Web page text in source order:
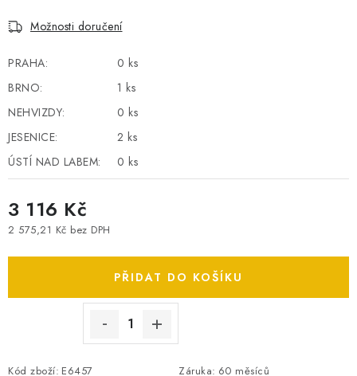
BATERIE PRO VYSAVAČE
SPOTŘEBNÍ BATERIE
PŘÍSLUŠENSTVÍ
DOPRAVA ZDARMA
KONFIGURÁTOR AUTOBATERIÍ
O NÁS
OCHRANA OSOBNÍCH ÚDAJŮ
JAK NA TO S BATTERY.CZ
ČASTO KLADENÉ OTÁZKY, FAQ
NÁVODY KE STAŽENÍ
Možnosti doručení
PRAHA:
0 ks
BRNO:
1 ks
NEHVIZDY:
0 ks
JESENICE:
2 ks
ÚSTÍ NAD LABEM:
0 ks
3 116 Kč
2 575,21 Kč bez DPH
PŘIDAT DO KOŠÍKU
Kód zboží: E6457 Záruka: 60 měsíců